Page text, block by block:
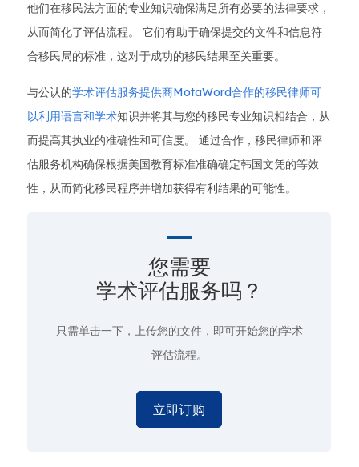
他们在移民法方面的专业知识确保满足所有必要的法律要求，
从而简化了评估流程。 它们有助于确保提交的文件和信息符
合移民局的标准，这对于成功的移民结果至关重要。
与公认的学术评估服务提供商MotaWord合作的移民律师可
以利用语言和学术知识并将其与您的移民专业知识相结合，从
而提高其执业的准确性和可信度。 通过合作，移民律师和评
估服务机构确保根据美国教育标准准确确定韩国文凭的等效
性，从而简化移民程序并增加获得有利结果的可能性。
您需要
学术评估服务吗？
只需单击一下，上传您的文件，即可开始您的学术
评估流程。
立即订购